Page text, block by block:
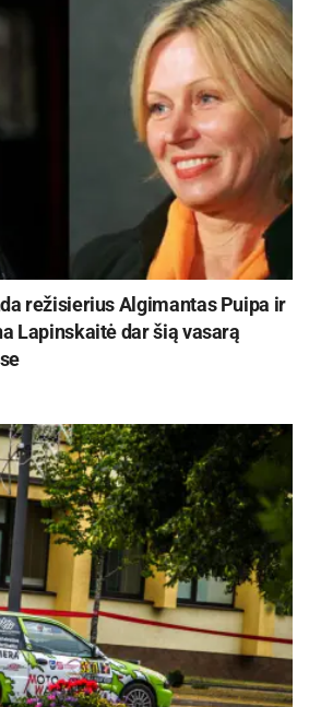
režisierius Algimantas Puipa ir
Lapinskaitė dar šią vasarą